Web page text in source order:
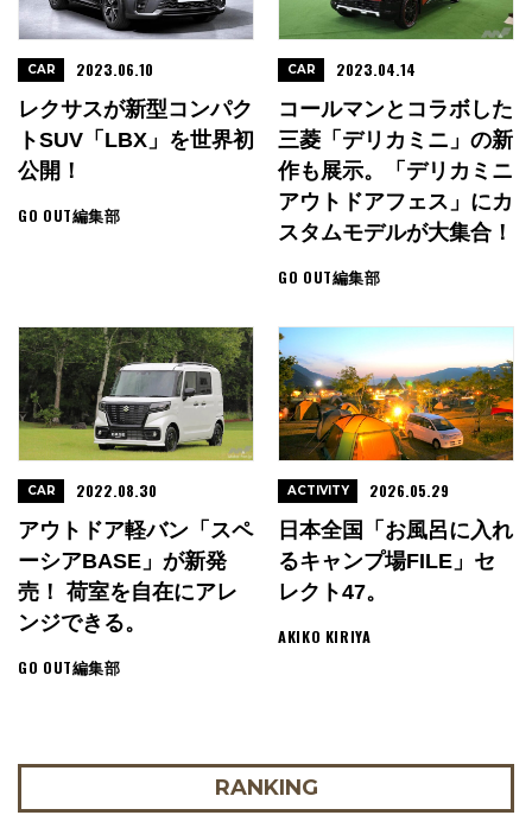
レクサスが新型コンパク
トSUV「LBX」を世界初
公開！
GO OUT編集部
CAR 2023.06.10
コールマンとコラボした
三菱「デリカミニ」の新
作も展示。「デリカミニ
アウトドアフェス」にカ
スタムモデルが大集合！
GO OUT編集部
CAR 2023.04.14
アウトドア軽バン「スペ
ーシアBASE」が新発
売！ 荷室を自在にアレ
ンジできる。
GO OUT編集部
CAR 2022.08.30
日本全国「お風呂に入れ
るキャンプ場FILE」セ
レクト47。
AKIKO KIRIYA
ACTIVITY 2026.05.29
RANKING